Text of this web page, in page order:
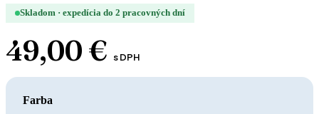
Skladom · expedícia do 2 pracovných dní
49,00 € s DPH
Farba